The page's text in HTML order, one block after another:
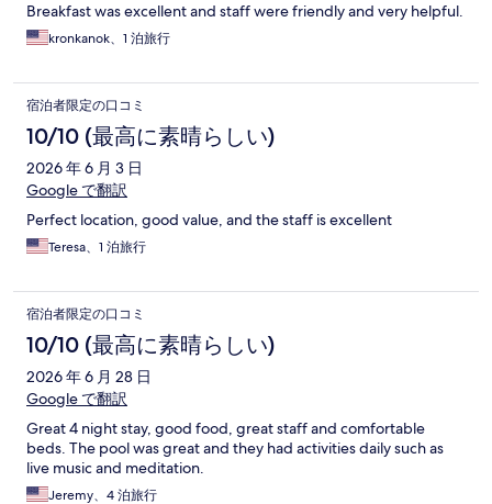
Breakfast was excellent and staff were friendly and very helpful.
kronkanok、1 泊旅行
宿泊者限定の口コミ
10/10 (最高に素晴らしい)
2026 年 6 月 3 日
Google で翻訳
Perfect location, good value, and the staff is excellent
Teresa、1 泊旅行
宿泊者限定の口コミ
10/10 (最高に素晴らしい)
2026 年 6 月 28 日
Google で翻訳
Great 4 night stay, good food, great staff and comfortable
beds. The pool was great and they had activities daily such as
live music and meditation.
Jeremy、4 泊旅行